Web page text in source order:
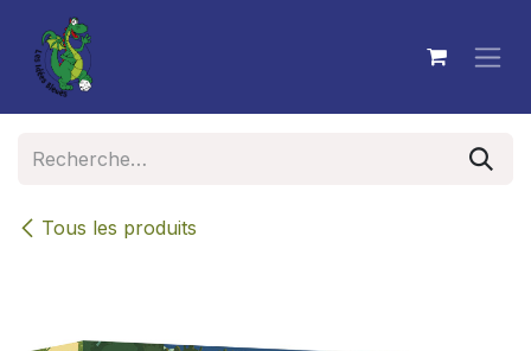
Se rendre au contenu
Tous les produits